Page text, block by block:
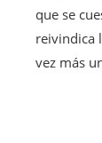
que se
reivindica
vez más